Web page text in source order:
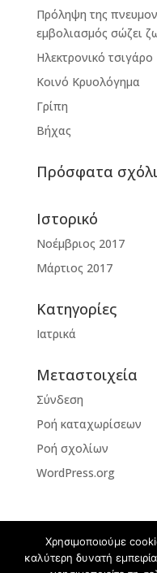
Πρόληψη της
εμβολιασμός σώζει
Ηλεκτρονικό τσιγάρο
Κοινό Κρυολόγημα
Γρίπη
Βήχας
Πρόσφατα
Ιστορικό
Νοέμβριος 2017
Μάρτιος 2017
Kατηγορίες
Ιατρικά
Μεταστοιχεία
Σύνδεση
Ροή καταχωρίσεων
Ροή σχολίων
WordPress.org
Χρησιμοποιούμε
καλύτερη δυνατή